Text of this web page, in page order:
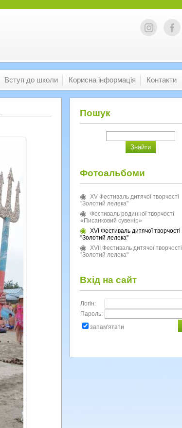
Вступ до школи Корисна інформація Контакти
Пошук
Фотоальбоми
XV Фестиваль дитячої творчості
"Золотий лелека"
Фестиваль родинної творчості
«Писанковий сувенір»
XVI Фестиваль дитячої творчості
"Золотий лелека"
XVII Фестиваль дитячої творчості
"Золотий лелека"
Вхід на сайт
Логін:
Пароль:
запам'ятати